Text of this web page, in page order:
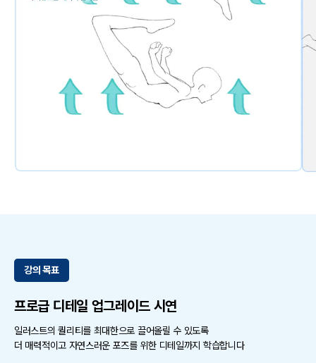
강의 목표
프로급 디테일 업그레이드 시연
일러스트의 퀄리티를 최대한으로 끌어올릴 수 있도록
더 매력적이고 자연스러운 포즈를 위한 디테일까지 학습합니다